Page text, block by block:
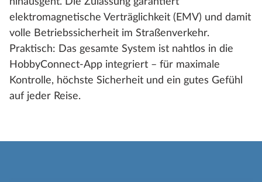
elektromagnetische Verträglichkeit (EMV) und damit
volle Betriebssicherheit im Straßenverkehr.
Praktisch: Das gesamte System ist nahtlos in die
HobbyConnect-App integriert – für maximale
Kontrolle, höchste Sicherheit und ein gutes Gefühl
auf jeder Reise.